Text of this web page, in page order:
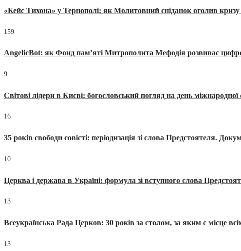
«Кейс Тихона» у Тернополі: як Молитовний сніданок оголив
159
AngelicBot: як Фонд пам’яті Митрополита Мефодія розвиває
9
Світові лідери в Києві: богословський погляд на день міжнародної
16
35 років свободи совісті: періодизація зі слова Предстоятеля.
10
Церква і держава в Україні: формула зі вступного слова
13
Всеукраїнська Рада Церков: 30 років за столом, за яким є місце
13